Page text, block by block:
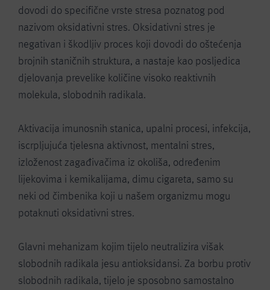
dovodi do specifične vrste stresa poznatog pod
nazivom oksidativni stres. Oksidativni stres je
negativan i škodljiv proces koji dovodi do oštećenja
brojnih staničnih struktura, a nastaje kao posljedica
djelovanja prevelike količine visoko reaktivnih
molekula, slobodnih radikala.
Aktivacija imunosnih stanica, upalni procesi, infekcija,
iscrpljujuća tjelesna aktivnost, mentalni stres,
izloženost zagađivačima iz okoliša, određenim
lijekovima i kemikalijama, dimu cigareta, samo su
neki od čimbenika koji u našem organizmu mogu
potaknuti oksidativni stres.
Glavni mehanizam kojim tijelo neutralizira višak
slobodnih radikala jesu antioksidansi. Za borbu protiv
slobodnih radikala, tijelo je sposobno samostalno